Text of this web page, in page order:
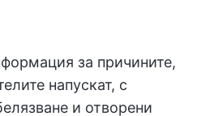
за причините,
напускат, с
и отворени